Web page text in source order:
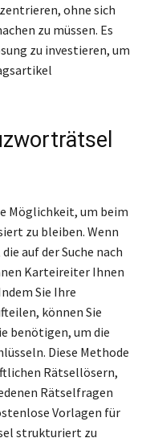
ohne sich
zu müssen. Es
zu investieren, um
Möglichkeit, um beim
zu bleiben. Wenn
auf der Suche nach
Karteireiter Ihnen
Sie Ihre
können Sie
benötigen, um die
Diese Methode
Rätsellösern,
Rätselfragen
Vorlagen für
strukturiert zu